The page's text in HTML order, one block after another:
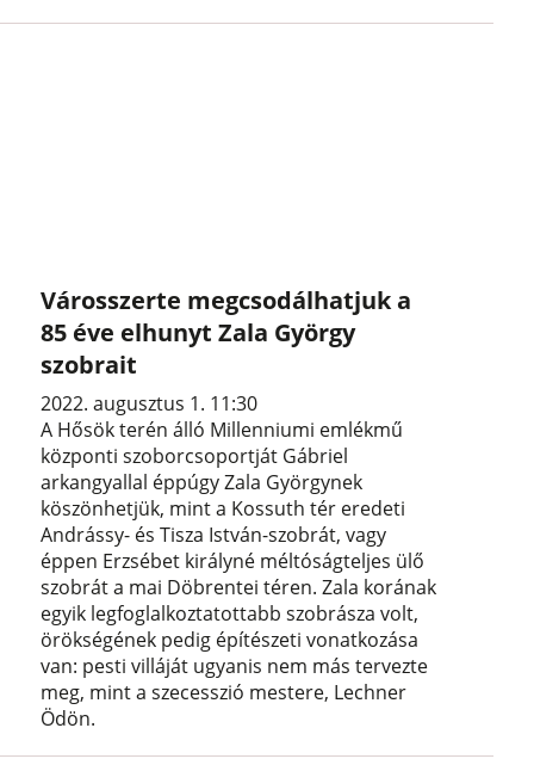
Városszerte megcsodálhatjuk a
85 éve elhunyt Zala György
szobrait
2022. augusztus 1. 11:30
A Hősök terén álló Millenniumi emlékmű
központi szoborcsoportját Gábriel
arkangyallal éppúgy Zala Györgynek
köszönhetjük, mint a Kossuth tér eredeti
Andrássy- és Tisza István-szobrát, vagy
éppen Erzsébet királyné méltóságteljes ülő
szobrát a mai Döbrentei téren. Zala korának
egyik legfoglalkoztatottabb szobrásza volt,
örökségének pedig építészeti vonatkozása
van: pesti villáját ugyanis nem más tervezte
meg, mint a szecesszió mestere, Lechner
Ödön.